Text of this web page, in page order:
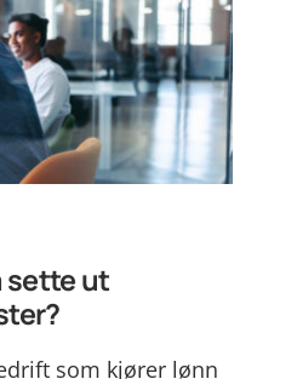
sette ut
som kjører lønn